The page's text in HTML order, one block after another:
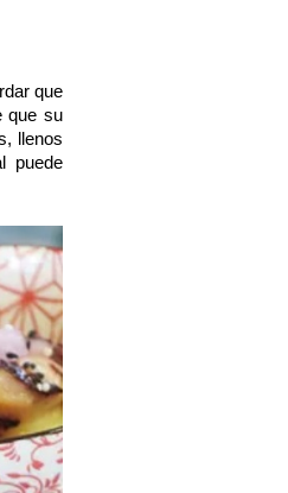
que
que su
llenos
puede